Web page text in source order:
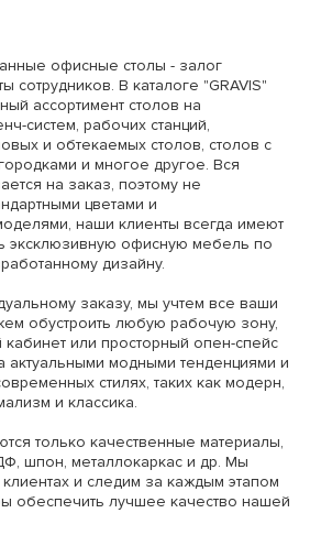
офисные столы - залог
сотрудников. В каталоге "GRAVIS"
ассортимент столов на
систем, рабочих станций,
и обтекаемых столов, столов с
и многое другое. Вся
на заказ, поэтому не
цветами и
наши клиенты всегда имеют
эксклюзивную офисную мебель по
дизайну.
заказу, мы учтем все ваши
обустроить любую рабочую зону,
или просторный опен-спейс
модными тенденциями и
стилях, таких как модерн,
и классика.
только качественные материалы,
шпон, металлокаркас и др. Мы
и следим за каждым этапом
обеспечить лучшее качество нашей